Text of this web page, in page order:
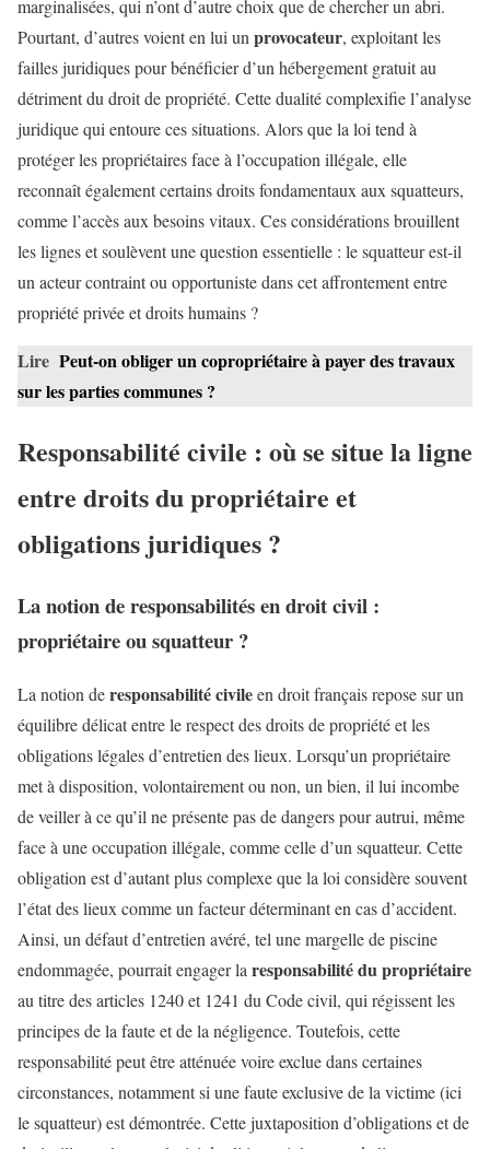
marginalisées, qui n’ont d’autre choix que de chercher un abri.
Pourtant, d’autres voient en lui un provocateur, exploitant les
failles juridiques pour bénéficier d’un hébergement gratuit au
détriment du droit de propriété. Cette dualité complexifie l’analyse
juridique qui entoure ces situations. Alors que la loi tend à
protéger les propriétaires face à l’occupation illégale, elle
reconnaît également certains droits fondamentaux aux squatteurs,
comme l’accès aux besoins vitaux. Ces considérations brouillent
les lignes et soulèvent une question essentielle : le squatteur est-il
un acteur contraint ou opportuniste dans cet affrontement entre
propriété privée et droits humains ?
Lire Peut-on obliger un copropriétaire à payer des travaux
sur les parties communes ?
Responsabilité civile : où se situe la ligne
entre droits du propriétaire et
obligations juridiques ?
La notion de responsabilités en droit civil :
propriétaire ou squatteur ?
La notion deresponsabilité civileen droit français repose sur un
équilibre délicat entre le respect des droits de propriété et les
obligations légales d’entretien des lieux. Lorsqu’un propriétaire
met à disposition, volontairement ou non, un bien, il lui incombe
de veiller à ce qu’il ne présente pas de dangers pour autrui, même
face à une occupation illégale, comme celle d’un squatteur. Cette
obligation est d’autant plus complexe que la loi considère souvent
l’état des lieux comme un facteur déterminant en cas d’accident.
Ainsi, un défaut d’entretien avéré, tel une margelle de piscine
endommagée, pourrait engager la responsabilité du propriétaire
au titre des articles 1240 et 1241 du Code civil, qui régissent les
principes de la faute et de la négligence. Toutefois, cette
responsabilité peut être atténuée voire exclue dans certaines
circonstances, notamment si une faute exclusive de la victime (ici
le squatteur) est démontrée. Cette juxtaposition d’obligations et de